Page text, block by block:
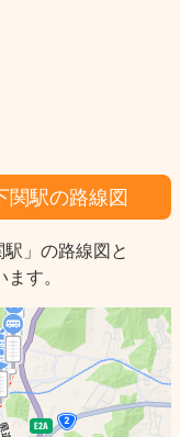
駅の路線図
」の路線図と
す。